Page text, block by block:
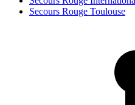
Secours Rouge Toulouse